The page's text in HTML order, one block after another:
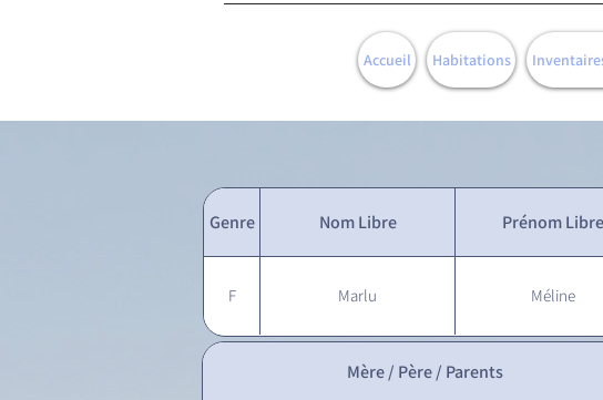
Accueil Habitations
Genre Nom Libre Prénom Libre
F Marlu Méline
Mère / Père / Parents